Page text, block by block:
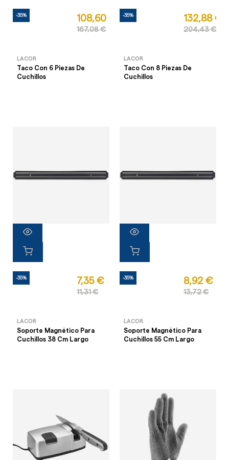
-35% 108,60 €
167,08 €
LACOR
Taco Con 6 Piezas De
Cuchillos
-35% 132,88 €
204,43 €
LACOR
Taco Con 8 Piezas De
Cuchillos
-35% 7,35 €
11,31 €
LACOR
Soporte Magnético Para
Cuchillos 38 Cm Largo
-35% 8,92 €
13,72 €
LACOR
Soporte Magnético Para
Cuchillos 55 Cm Largo